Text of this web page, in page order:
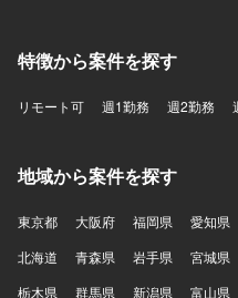
特徴から案件を探す
リモート可 週1勤務 週2勤務
地域から案件を探す
東京都 大阪府 福岡県 愛知県
北海道
青森県 岩手県 宮城県
栃木県
群馬県 新潟県 富山県